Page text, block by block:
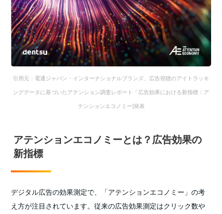
引用元：電通ジャパン・インターナショナルブランズ、広告視聴のアイトラッキ
ングデータに基づいたアテンション調査レポート「広告効果における新指標：ア
テンションエコノミー]発表
アテンションエコノミーとは？広告効果の
新指標
デジタル広告の効果測定で、「アテンションエコノミー」の考
え方が注目されています。従来の広告効果測定はクリック数や